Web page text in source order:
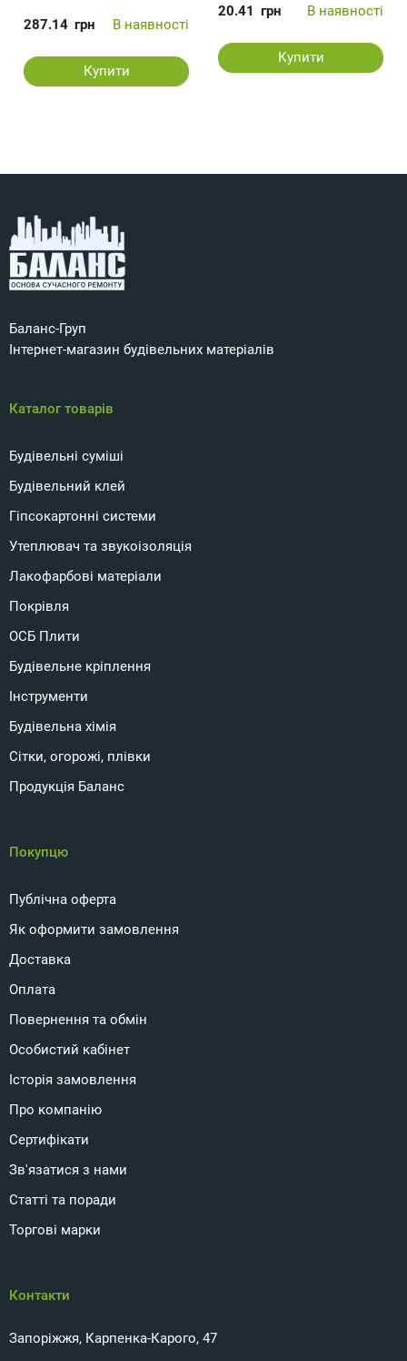
287.14 грн В наявності
Купити
20.41 грн В наявності
Купити
Баланс-Груп
Інтернет-магазин будівельних матеріалів
Каталог товарів
Будівельні суміші
Будівельний клей
Гіпсокартонні системи
Утеплювач та звукоізоляція
Лакофарбові матеріали
Покрівля
ОСБ Плити
Будівельне кріплення
Інструменти
Будівельна хімія
Сітки, огорожі, плівки
Продукція Баланс
Покупцю
Публічна оферта
Як оформити замовлення
Доставка
Оплата
Повернення та обмін
Особистий кабінет
Історія замовлення
Про компанію
Сертифікати
Зв'язатися з нами
Статті та поради
Торгові марки
Контакти
Запоріжжя, Карпенка-Карого, 47